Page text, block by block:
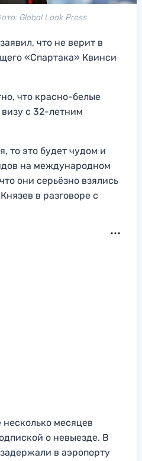
Global Look Press
что не верит в
«Спартака» Квинси
что красно-белые
с 32-летним
то это будет чудом и
на международном
они серьёзно взялись
в разговоре с
месяцев
о невыезде. В
в аэропорту